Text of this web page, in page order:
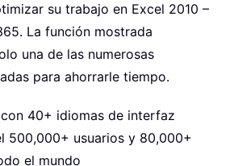
su trabajo en Excel 2010 –
La función mostrada
una de las numerosas
para ahorrarle tiempo.
40+ idiomas de interfaz
500,000+ usuarios y 80,000+
el mundo